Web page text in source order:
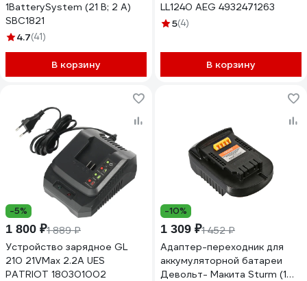
1BatterySystem (21 В; 2 А)
SBC1821
4.7(41)
В корзину
LL1240 AEG 4932471263
5(4)
В корзину
-5%
1 800 ₽1 889 ₽
Устройство зарядное GL
210 21VMax 2.2A UES
PATRIOT 180301002
-10%
1 309 ₽1 452 ₽
Адаптер-переходник для
аккумуляторной батареи
Девольт- Макита Sturm (1